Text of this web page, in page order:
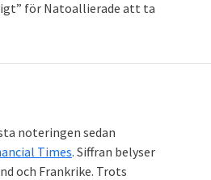
för Natoallierade att ta
noteringen sedan
Times. Siffran belyser
och Frankrike. Trots